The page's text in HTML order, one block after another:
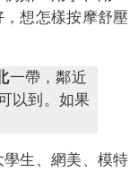
想怎樣按摩舒壓
一帶，鄰近
以到。如果
生、網美、模特